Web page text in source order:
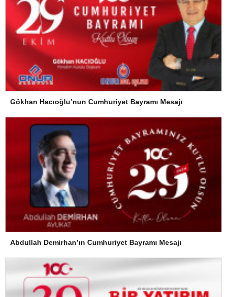
Gökhan Hacıoğlu’nun Cumhuriyet Bayramı Mesajı
Abdullah Demirhan’ın Cumhuriyet Bayramı Mesajı